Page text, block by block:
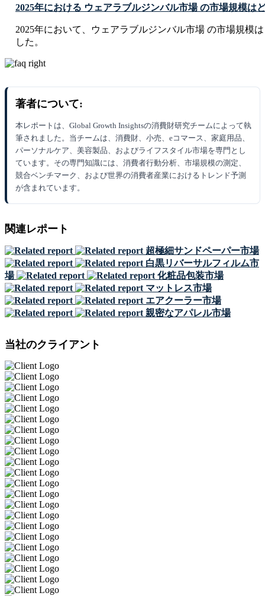
2025年における ウェアラブルジンバル市場 の市場規模は
2025年において、ウェアラブルジンバル市場 の市場規模
した。
著者について:
本レポートは、Global Growth Insightsの消費財研究チームによって執
筆されました。当チームは、消費財、小売、eコマース、家庭用品、
パーソナルケア、美容製品、およびライフスタイル市場を専門とし
ています。その専門知識には、消費者行動分析、市場規模の測定、
競合ベンチマーク、および世界の消費者産業におけるトレンド予測
が含まれています。
関連レポート
超極細サンドペーパー市場
白黒リバーサルフィルム市
場
化粧品包装市場
マットレス市場
エアクーラー市場
親密なアパレル市場
当社のクライアント